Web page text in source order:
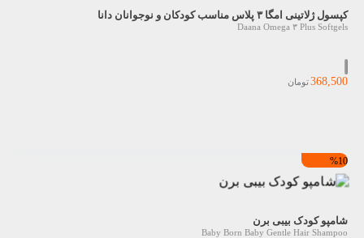
کپسول ژلاتینی امگا ۳ پلاس مناسب کودکان و نوجوانان دانا
Daana Omega ۳ Plus Softgels
368,500تومان
%10
شامپو کودک بیبی برن
Baby Born Baby Gentle Hair Shampoo